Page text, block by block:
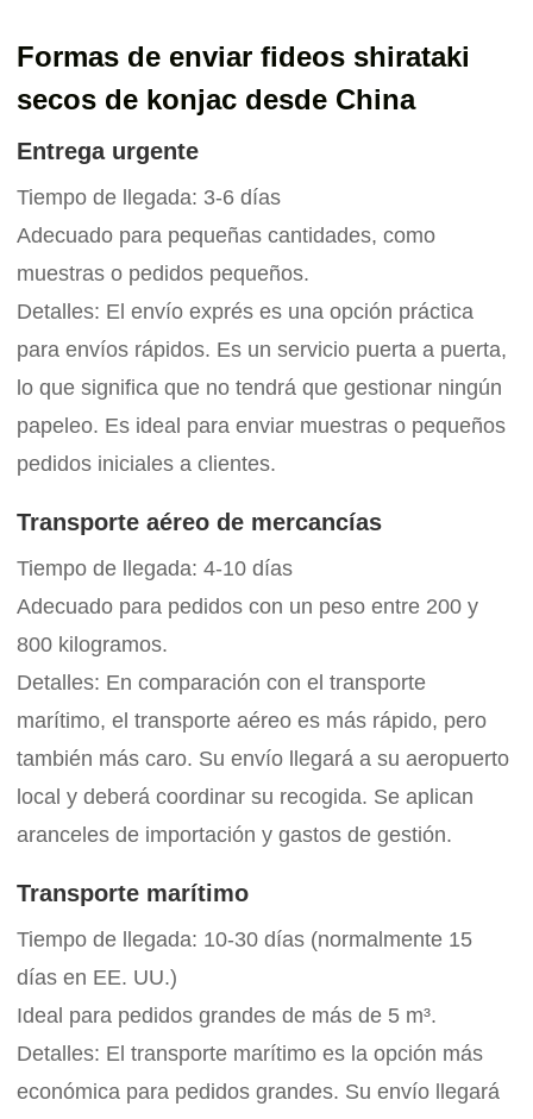
Formas de enviar fideos shirataki
secos de konjac desde China
Entrega urgente
Tiempo de llegada: 3-6 días
Adecuado para pequeñas cantidades, como
muestras o pedidos pequeños.
Detalles: El envío exprés es una opción práctica
para envíos rápidos. Es un servicio puerta a puerta,
lo que significa que no tendrá que gestionar ningún
papeleo. Es ideal para enviar muestras o pequeños
pedidos iniciales a clientes.
Transporte aéreo de mercancías
Tiempo de llegada: 4-10 días
Adecuado para pedidos con un peso entre 200 y
800 kilogramos.
Detalles: En comparación con el transporte
marítimo, el transporte aéreo es más rápido, pero
también más caro. Su envío llegará a su aeropuerto
local y deberá coordinar su recogida. Se aplican
aranceles de importación y gastos de gestión.
Transporte marítimo
Tiempo de llegada: 10-30 días (normalmente 15
días en EE. UU.)
Ideal para pedidos grandes de más de 5 m³.
Detalles: El transporte marítimo es la opción más
económica para pedidos grandes. Su envío llegará